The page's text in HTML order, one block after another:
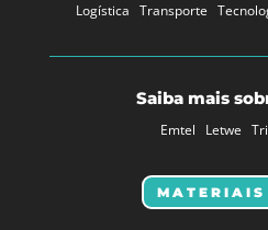
Logística Transporte
Saiba mais
Emtel Letwe
MATERIAIS